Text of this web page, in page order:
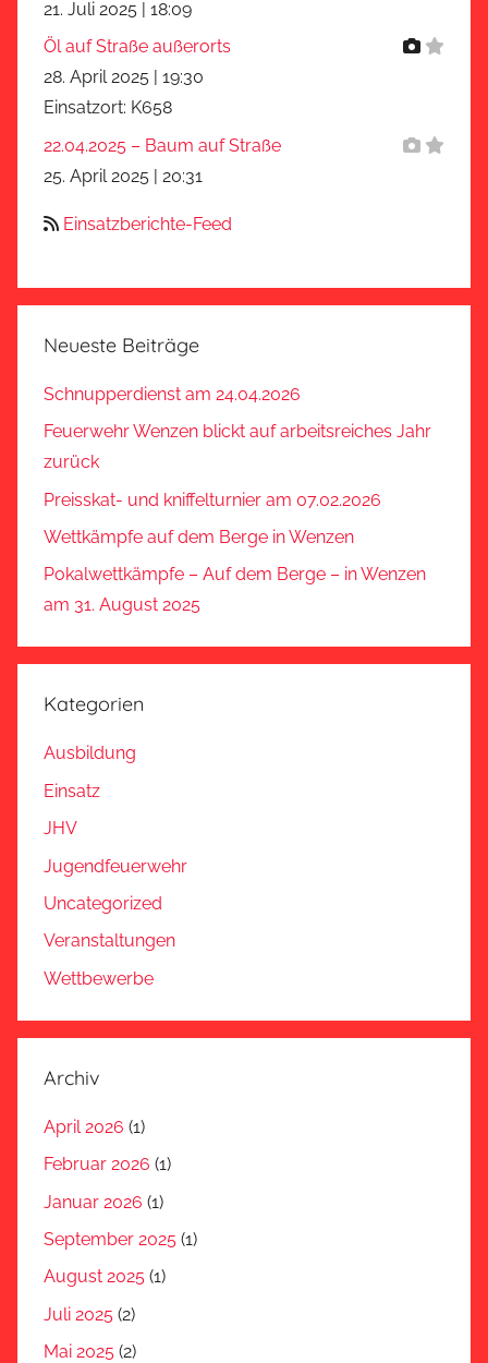
21. Juli 2025 | 18:09
Öl auf Straße außerorts
28. April 2025
19:30
Einsatzort: K658
22.04.2025 – Baum auf Straße
25. April 2025 | 20:31
Einsatzberichte-Feed
Neueste Beiträge
Schnupperdienst am 24.04.2026
Feuerwehr Wenzen blickt auf arbeitsreiches Jahr
zurück
Preisskat- und kniffelturnier am 07.02.2026
Wettkämpfe auf dem Berge in Wenzen
Pokalwettkämpfe – Auf dem Berge – in Wenzen
am 31. August 2025
Kategorien
Ausbildung
Einsatz
JHV
Jugendfeuerwehr
Uncategorized
Veranstaltungen
Wettbewerbe
Archiv
April 2026 (1)
Februar 2026 (1)
Januar 2026 (1)
September 2025 (1)
August 2025 (1)
Juli 2025 (2)
Mai 2025 (2)